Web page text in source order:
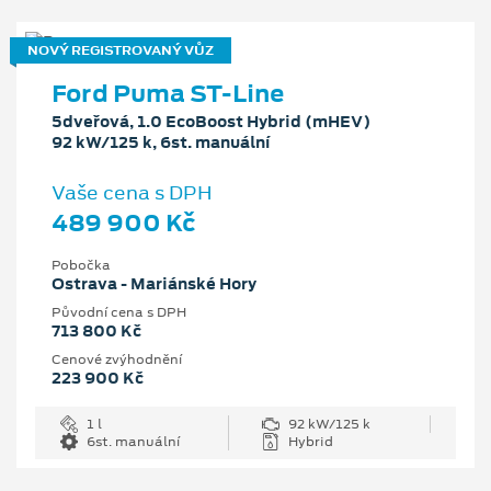
NOVÝ REGISTROVANÝ VŮZ
Ford Puma ST-Line
5dveřová, 1.0 EcoBoost Hybrid (mHEV)
92 kW/125 k, 6st. manuální
Vaše cena s DPH
489 900 Kč
Pobočka
Ostrava - Mariánské Hory
Původní cena s DPH
713 800 Kč
Cenové zvýhodnění
223 900 Kč
1 l
92 kW/125 k
6st. manuální
Hybrid